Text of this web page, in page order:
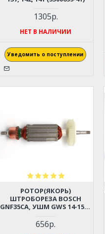
1305р.
НЕТ В НАЛИЧИИ
Уведомить о поступлении
РОТОР(ЯКОРЬ)
ШТРОБОРЕЗА BOSCH
GNF35CA, УШМ GWS 14-150C
656р.